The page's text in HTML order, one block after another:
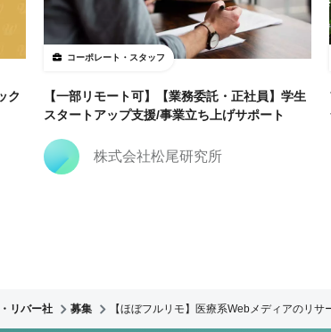
ク
コーポレート・スタッフ
【一部リモート可】【業務委託・正社員】学生
スタートアップ支援/事業立ち上げサポート
株式会社松尾研究所
リバー社 募集 【ほぼフルリモ】医療系Webメディアのリサ